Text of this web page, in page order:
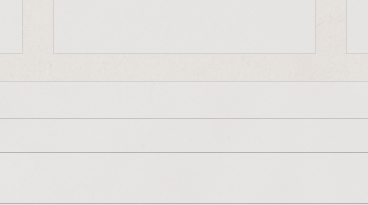
Bewahrung der Schöpfung
unserem kleinen Alltag. Diese